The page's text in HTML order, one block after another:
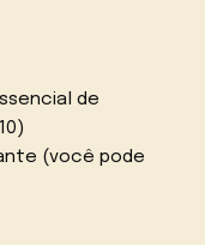
de
(você pode